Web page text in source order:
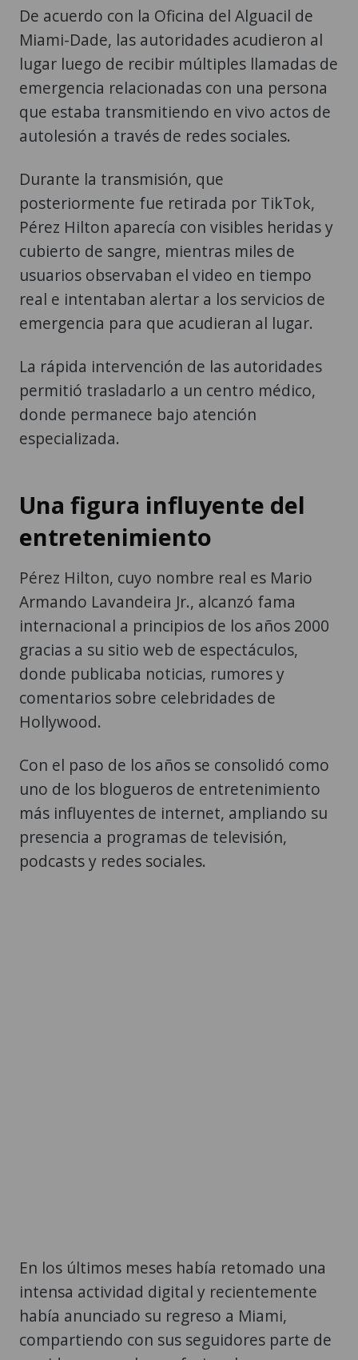
De acuerdo con la Oficina del Alguacil de
Miami-Dade, las autoridades acudieron al
lugar luego de recibir múltiples llamadas de
emergencia relacionadas con una persona
que estaba transmitiendo en vivo actos de
autolesión a través de redes sociales.
Durante la transmisión, que
posteriormente fue retirada por TikTok,
Pérez Hilton aparecía con visibles heridas y
cubierto de sangre, mientras miles de
usuarios observaban el video en tiempo
real e intentaban alertar a los servicios de
emergencia para que acudieran al lugar.
La rápida intervención de las autoridades
permitió trasladarlo a un centro médico,
donde permanece bajo atención
especializada.
Una figura influyente del
entretenimiento
Pérez Hilton, cuyo nombre real es Mario
Armando Lavandeira Jr., alcanzó fama
internacional a principios de los años 2000
gracias a su sitio web de espectáculos,
donde publicaba noticias, rumores y
comentarios sobre celebridades de
Hollywood.
Con el paso de los años se consolidó como
uno de los blogueros de entretenimiento
más influyentes de internet, ampliando su
presencia a programas de televisión,
podcasts y redes sociales.
En los últimos meses había retomado una
intensa actividad digital y recientemente
había anunciado su regreso a Miami,
compartiendo con sus seguidores parte de